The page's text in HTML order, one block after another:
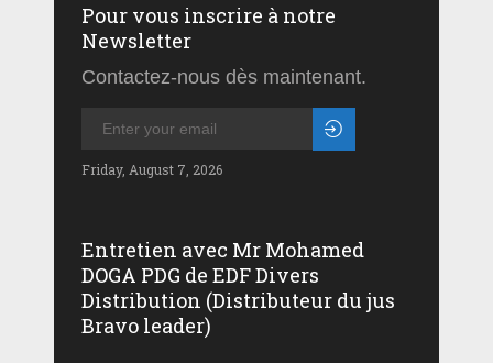
Pour vous inscrire à notre
Newsletter
Contactez-nous dès maintenant.
Friday, August 7, 2026
Entretien avec Mr Mohamed
DOGA PDG de EDF Divers
Distribution (Distributeur du jus
Bravo leader)